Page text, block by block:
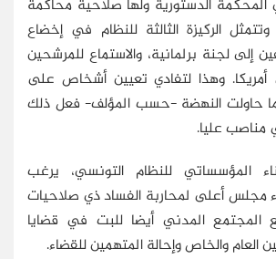
المحكمة الدستورية ولها صلاحية محاكمة
الركيزة الثالثة للنظام في إخضاع
إلى لجنة برلمانية، والاستماع للمرشحين
وهذا لتفادي تعيين أشخاص على
حاولت النهضة -حسب المؤلف- فعل ذلك
مناصب عليا.
المؤسساتي للنظام التونسي، يرغب
مجلس أعلى لمحاربة الفساد ذي صلاحيات
المجتمع المدني أيضا للبت في قضايا
العام والخاص وإحالة المتهمين للقضاء.